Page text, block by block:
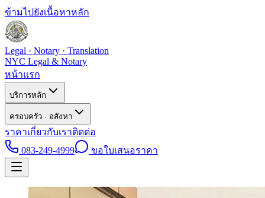
ข้ามไปยังเนื้อหาหลัก
Legal · Notary · Translation
NYC Legal & Notary
หน้าแรก
บริการหลัก
ครอบครัว · อสังหา
ราคาเกี่ยวกับเราติดต่อ
083-249-4999
ขอใบเสนอราคา